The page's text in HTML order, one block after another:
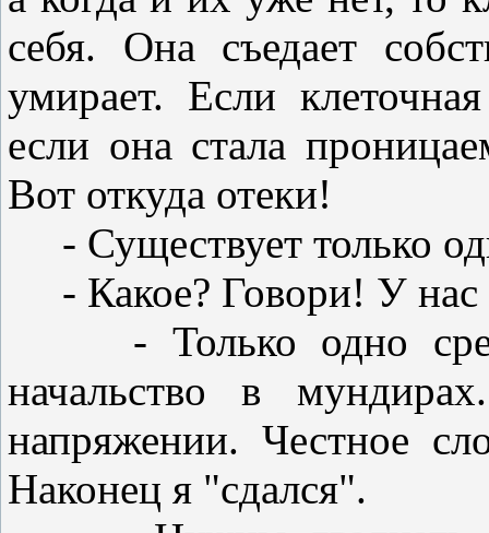
себя. Она съедает
умирает. Если
если она стала
Вот откуда отеки!
- Существует только
- Какое? Говори! У нас
- Только одно
начальство в
напряжении. Честное
Наконец я "сдался".